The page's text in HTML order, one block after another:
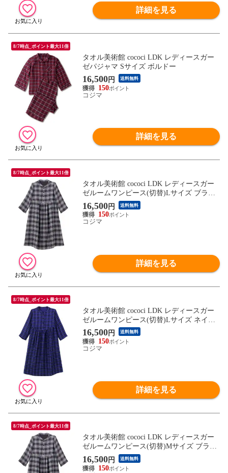
詳細を見る
8/7時点_ポイント最大11倍
タオル美術館 cococi LDK レディースガー
ゼパジャマ Sサイズ ボルドー
16,500円 送料無料
150
コジマ
詳細を見る
8/7時点_ポイント最大11倍
タオル美術館 cococi LDK レディースガー
ゼルームワンピース(切替)Lサイズ ブラッ
ク
16,500円 送料無料
150
コジマ
詳細を見る
8/7時点_ポイント最大11倍
タオル美術館 cococi LDK レディースガー
ゼルームワンピース(切替)Lサイズ ネイビ
ー
16,500円 送料無料
150
コジマ
詳細を見る
8/7時点_ポイント最大11倍
タオル美術館 cococi LDK レディースガー
ゼルームワンピース(切替)Mサイズ ブラッ
ク
16,500円 送料無料
150